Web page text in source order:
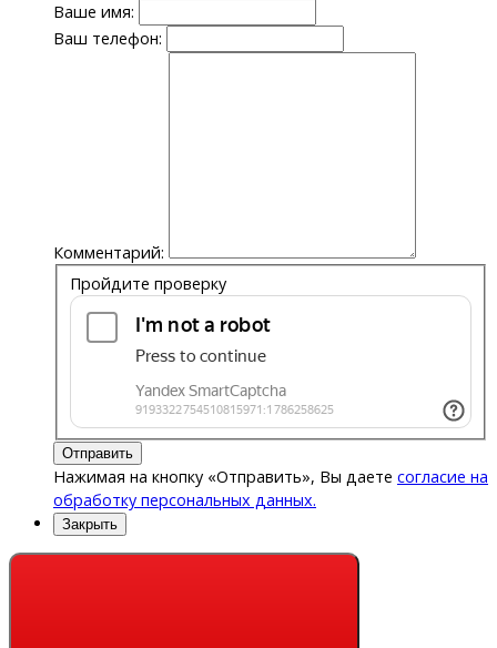
Ваше имя:
Ваш телефон:
Комментарий:
Пройдите проверку
Отправить
Нажимая на кнопку «Отправить», Вы даете согласие на
обработку персональных данных.
Закрыть